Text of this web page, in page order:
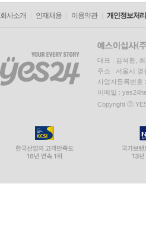
회사소개 인재채용 이용약관 개인정보처
대표 : 김석환,
주소 : 서울시
사업자등록번
이메일 :
Copyright ⓒ